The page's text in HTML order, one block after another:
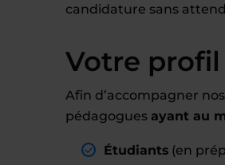
candidature sans
Votre
Afin d’accompagner
pédagogues ayant au
Étudiants (en